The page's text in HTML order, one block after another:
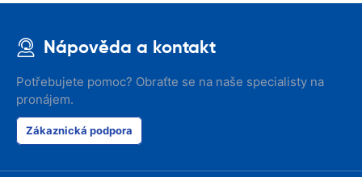
Nápověda a kontakt
Potřebujete pomoc? Obraťte se na naše specialisty na
pronájem.
Zákaznická podpora